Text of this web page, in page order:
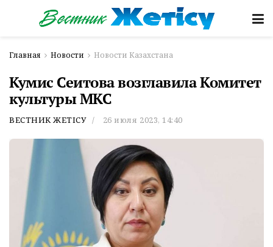
Главная Новости Новости Казахстана
Кумис Сеитова возглавила Комитет
культуры МКС
ВЕСТНИК ЖЕТІСУ 26 июля 2023, 14:40